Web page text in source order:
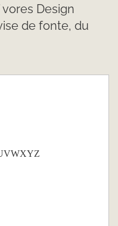
Design
de fonte, du